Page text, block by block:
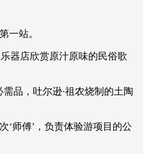
央央好物
一站。
器店欣赏原汁原味的民俗歌
品，吐尔逊·祖农烧制的土陶
师傅’，负责体验游项目的公